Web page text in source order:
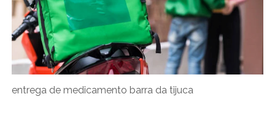
entrega de medicamento barra da tijuca